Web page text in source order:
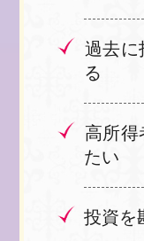
過去に
る
高所
たい
投資を